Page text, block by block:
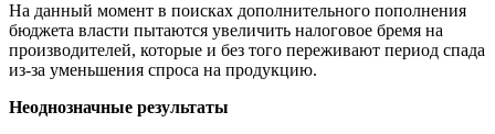
На данный момент в поисках дополнительного пополнения
бюджета власти пытаются увеличить налоговое бремя на
производителей, которые и без того переживают период спада
из-за уменьшения спроса на продукцию.
Неоднозначные результаты